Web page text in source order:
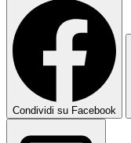
Condividi su Facebook